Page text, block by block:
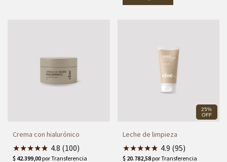
Crema con hialurónico
★★★★★
★ 4.8 (100)
25%
OFF
Leche de limpieza
★★★★★
★ 4.9 (95)